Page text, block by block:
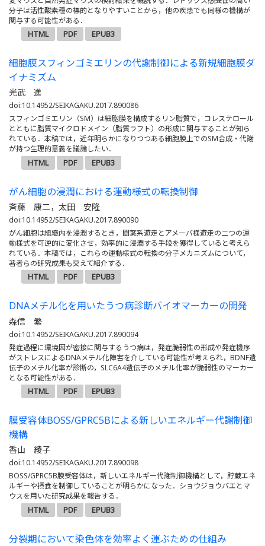
分子は活性酸素種の標的となりやすいことから，他の疾患でも同様の機構が
関与する可能性がある．
HTML PDF EPUB3
細胞膜スフィンゴミエリンの代謝制御による新規細胞膜ダ
イナミズム
光武 進
doi:10.14952/SEIKAGAKU.2017.890086
スフィンゴミエリン（SM）は細胞膜を構成するリン脂質で，コレステロール
とともに脂質マイクロドメイン（脂質ラフト）の形成に関与することが知ら
れている．本稿では，近年明らかになりつつある細胞膜上でのSM合成・代謝
が持つ生理的意義を議論したい．
HTML PDF EPUB3
がん細胞の浸潤における運動様式の転換制御
斉藤 康二，太田 安隆
doi:10.14952/SEIKAGAKU.2017.890090
がん細胞は組織内を浸潤するとき，間葉系遊走とアメーバ様遊走の二つの運
動様式を可逆的に変化させ，効率的に浸潤する手段を獲得していると考えら
れている．本稿では，これらの運動様式の転換の分子メカニズムについて，
著者らの研究成果も交えて紹介する．
HTML PDF EPUB3
DNAメチル化を用いたうつ病診断バイオマーカーの開発
森信 繁
doi:10.14952/SEIKAGAKU.2017.890094
発症過程に環境因が密接に関与するうつ病は，発症脆弱性の形成や発症機序
がストレスによるDNAメチル化障害を介している可能性が考えられ，BDNF遺
伝子のメチル化率が診断の，SLC6A4遺伝子のメチル化率が脆弱性のマーカー
となる可能性がある．
HTML PDF EPUB3
膜受容体BOSS/GPRC5Bによる新しいエネルギー代謝制御
機構
香山 綾子
doi:10.14952/SEIKAGAKU.2017.890098
BOSS/GPRC5B膜受容体は，新しいエネルギー代謝制御機構として，貯蔵エネ
ルギーや摂食を制御していることが明らかになった．ショウジョウバエとマ
ウスを用いた研究成果を報告する．
HTML PDF EPUB3
分裂期において染色体を効率よく運ぶための仕組み